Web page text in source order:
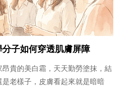
子如何穿透肌膚屏障
貴的美白霜，天天勤勞塗抹，結
老樣子，皮膚看起來就是暗暗